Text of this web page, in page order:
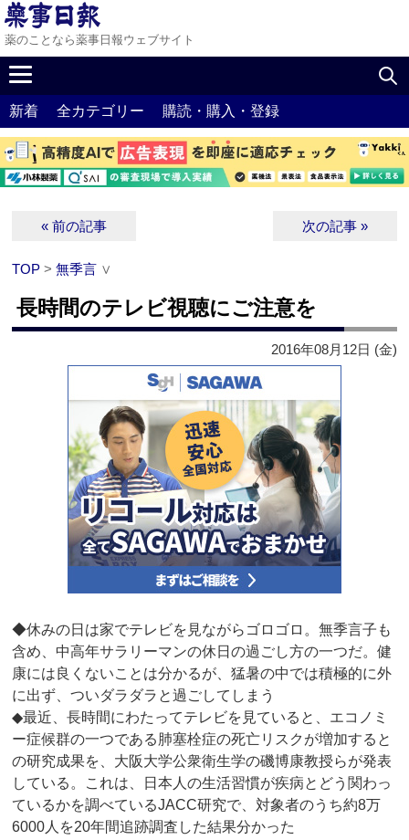
薬のことなら薬事日報ウェブサイト
新着 全カテゴリー 購読・購入・登録
« 前の記事 次の記事 »
TOP >無季言 ∨
長時間のテレビ視聴にご注意を
2016年08月12日 (金)
◆休みの日は家でテレビを見ながらゴロゴロ。無季言子も
含め、中高年サラリーマンの休日の過ごし方の一つだ。健
康には良くないことは分かるが、猛暑の中では積極的に外
に出ず、ついダラダラと過ごしてしまう
◆最近、長時間にわたってテレビを見ていると、エコノミ
ー症候群の一つである肺塞栓症の死亡リスクが増加すると
の研究成果を、大阪大学公衆衛生学の磯博康教授らが発表
している。これは、日本人の生活習慣が疾病とどう関わっ
ているかを調べているJACC研究で、対象者のうち約8万
6000人を20年間追跡調査した結果分かった